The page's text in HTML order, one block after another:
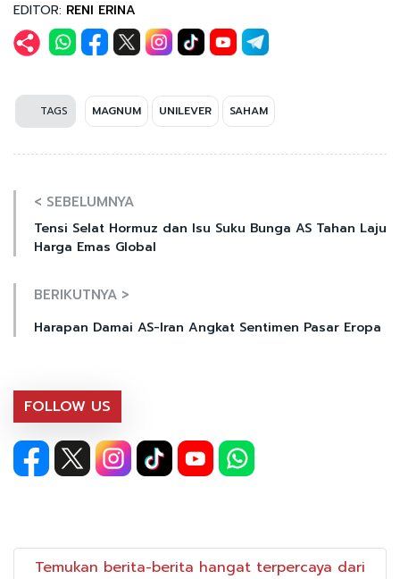
EDITOR: RENI ERINA
TAGS MAGNUM UNILEVER SAHAM
< SEBELUMNYA
Tensi Selat Hormuz dan Isu Suku Bunga AS Tahan Laju
Harga Emas Global
BERIKUTNYA >
Harapan Damai AS-Iran Angkat Sentimen Pasar Eropa
FOLLOW US
Temukan berita-berita hangat terpercaya dari